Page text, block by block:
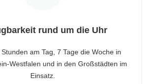
rund um die Uhr
am Tag, 7 Tage die Woche in
Westfalen und in den Großstädten im
Einsatz.